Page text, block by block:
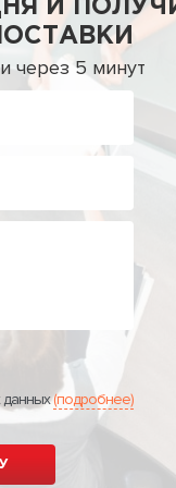
И
через 5 минут
данных(подробнее)